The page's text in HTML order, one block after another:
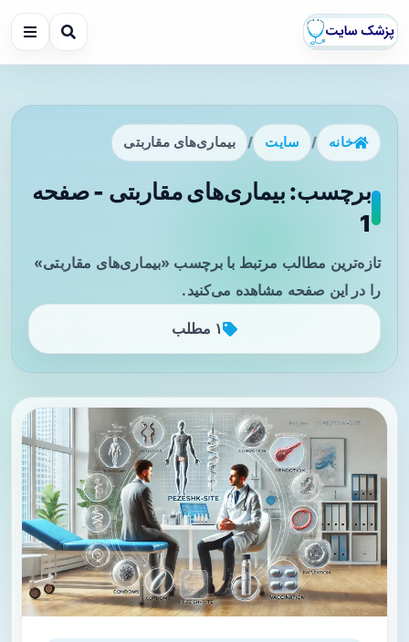
خانه / سایت / بیماری‌های مقاربتی
برچسب: بیماری‌های مقاربتی - صفحه
1
تازه‌ترین مطالب مرتبط با برچسب «بیماری‌های مقاربتی»
را در این صفحه مشاهده می‌کنید.
۱ مطلب